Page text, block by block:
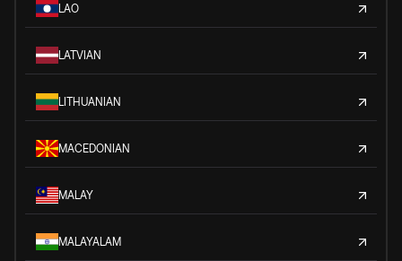
LAO
LATVIAN
LITHUANIAN
MACEDONIAN
MALAY
MALAYALAM